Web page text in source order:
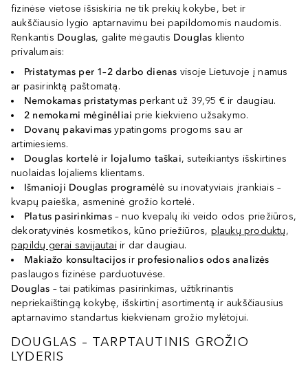
fizinėse vietose išsiskiria ne tik prekių kokybe, bet ir
aukščiausio lygio aptarnavimu bei papildomomis naudomis.
Renkantis Douglas, galite mėgautis Douglas kliento
privalumais:
Pristatymas per 1–2 darbo dienas visoje Lietuvoje į namus
ar pasirinktą paštomatą.
Nemokamas pristatymas perkant už 39,95 € ir daugiau.
2 nemokami mėginėliai prie kiekvieno užsakymo.
Dovanų pakavimas ypatingoms progoms sau ar
artimiesiems.
Douglas kortelė ir lojalumo taškai, suteikiantys išskirtines
nuolaidas lojaliems klientams.
Išmanioji Douglas programėlė su inovatyviais įrankiais –
kvapų paieška, asmeninė grožio kortelė.
Platus pasirinkimas– nuo kvepalų iki veido odos priežiūros,
dekoratyvinės kosmetikos, kūno priežiūros, plaukų produktų,
papildų gerai savijautaiir dar daugiau.
Makiažo konsultacijos ir profesionalios odos analizės
paslaugos fizinėse parduotuvėse.
Douglas – tai patikimas pasirinkimas, užtikrinantis
nepriekaištingą kokybę, išskirtinį asortimentą ir aukščiausius
aptarnavimo standartus kiekvienam grožio mylėtojui.
DOUGLAS – TARPTAUTINIS GROŽIO
LYDERIS